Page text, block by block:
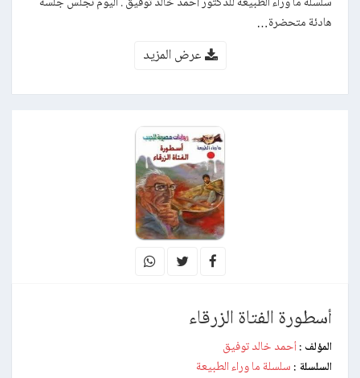
هادئة متحضرة…
عرض المزيد
أسطورة الفتاة الزرقاء
المؤلف : أحمد خالد توفيق
السلسلة : سلسلة ما وراء الطبيعة